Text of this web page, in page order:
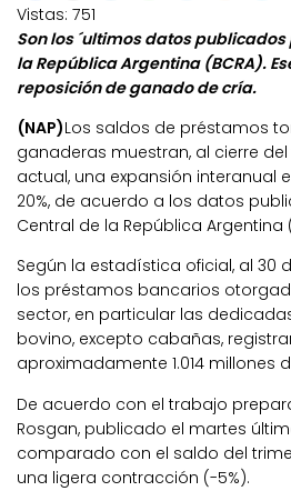
Vistas: 751
Son los ´ultimos datos
la República Argentina (BCRA).
reposición de ganado de cría.
(NAP)Los saldos de préstamos
ganaderas muestran, al cierre
actual, una expansión interanual
20%, de acuerdo a los datos
Central de la República Argentina
Según la estadística oficial, al 30
los préstamos bancarios
sector, en particular las
bovino, excepto cabañas,
aproximadamente 1.014 millones
De acuerdo con el trabajo
Rosgan, publicado el martes
comparado con el saldo del
una ligera contracción (-5%).